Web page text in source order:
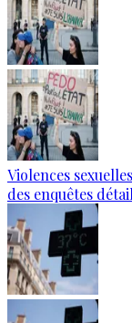
Violences
des enquêtes